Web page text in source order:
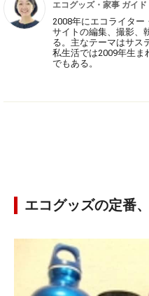
エコグッズ・家事 ガイド
2008年にエコライター
サイトの編集、撮影、
る。主なテーマはサス
私生活では2009年生ま
でもある。
エコグッズの定番